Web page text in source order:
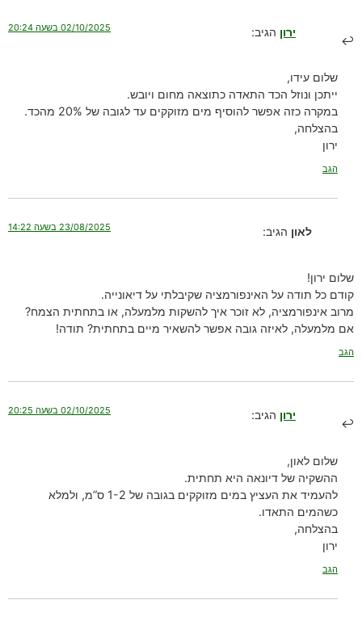
ירון הגיב: 02/10/2025 בשעה 20:24
שלום עידו,
ייתכן ונוזל הכד התאדה כתוצאה מחום ויובש.
במקרה כזה אפשר להוסיף מים מזוקקים עד לגובה של 20% מהכד.
בהצלחה,
ירון
הגב
לאון הגיב: 23/08/2025 בשעה 14:22
שלום ירון!
קודם כל תודה על האינפורמציה שקיבלתי על דיאונייה.
מרוב אינפורמציה, לא זוכר איך להשקות מלמעלה, או בתחתית הצמח?
אם מלמעלה, לאיזה גובה אפשר להשאיר מיים בתחתית? תודה!
הגב
ירון הגיב: 02/10/2025 בשעה 20:25
שלום לאון,
ההשקיה של דיונאה היא תחתית.
להעמיד את העציץ במים מזוקקים בגובה של 1-2 ס”מ, ולמלא
כשהמים התאדו.
בהצלחה,
ירון
הגב